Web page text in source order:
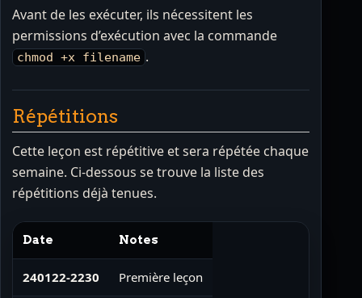
Avant de les exécuter, ils nécessitent les
permissions d’exécution avec la commande
chmod +x filename .
Répétitions
Cette leçon est répétitive et sera répétée chaque
semaine. Ci-dessous se trouve la liste des
répétitions déjà tenues.
Date Notes
240122-2230 Première leçon